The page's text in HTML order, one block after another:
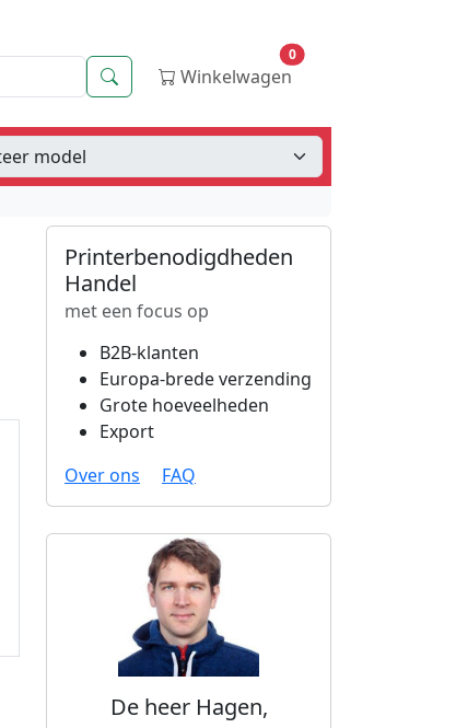
Zoeken Winkelwagen
0
Printerbenodigdheden
Handel
met een focus op
B2B-klanten
Europa-brede verzending
Grote hoeveelheden
Export
Over ons
FAQ
De heer Hagen,